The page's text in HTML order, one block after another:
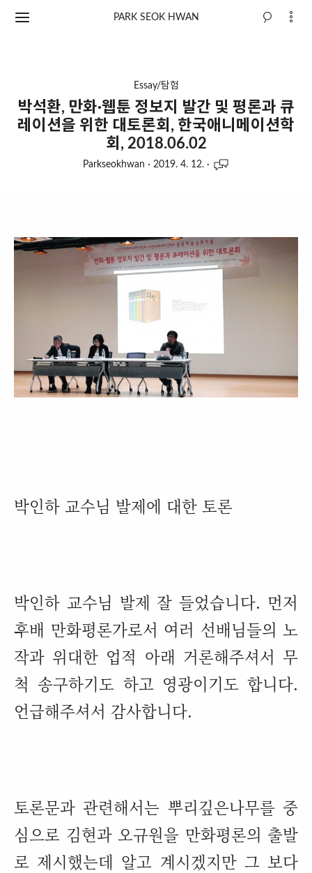
PARK SEOK HWAN
Essay/탐험
박석환, 만화·웹툰 정보지 발간 및 평론과 큐
레이션을 위한 대토론회, 한국애니메이션학
회, 2018.06.02
Parkseokhwan · 2019. 4. 12. ·
박인하 교수님 발제에 대한 토론
박인하 교수님 발제 잘 들었습니다. 먼저
후배 만화평론가로서 여러 선배님들의 노
작과 위대한 업적 아래 거론해주셔서 무
척 송구하기도 하고 영광이기도 합니다.
언급해주셔서 감사합니다.
토론문과 관련해서는 뿌리깊은나무를 중
심으로 김현과 오규원을 만화평론의 출발
로 제시했는데 알고 계시겠지만 그 보다